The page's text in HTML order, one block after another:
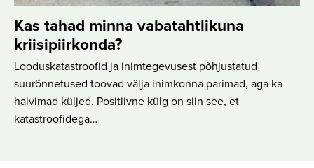
Kas tahad minna vabatahtlikuna
kriisipiirkonda?
Looduskatastroofid ja inimtegevusest põhjustatud
suurõnnetused toovad välja inimkonna parimad, aga ka
halvimad küljed. Positiivne külg on siin see, et
katastroofidega…